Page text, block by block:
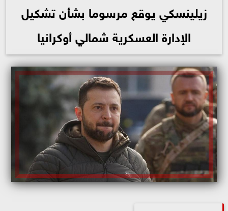
زيلينسكي يوقع مرسوما بشأن تشكيل
الإدارة العسكرية شمالي أوكرانيا